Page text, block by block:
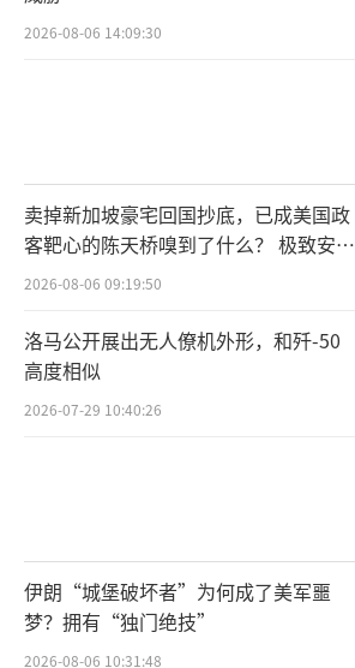
2026-08-06 14:09:30
卖掉新加坡豪宅回国抄底，已成美国政
客靶心的陈天桥嗅到了什么？ 极致安全
的追寻
2026-08-06 09:19:50
洛马公开展出无人僚机外形，和歼-50
高度相似
2026-07-29 10:40:26
伊朗“城堡破坏者”为何成了美军噩
梦？拥有“独门绝技”
2026-08-06 10:31:48